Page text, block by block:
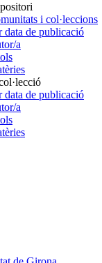
i col·leccions
data de publicació
a
data de publicació
a